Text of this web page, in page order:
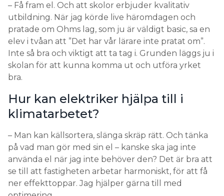
– Få fram el. Och att skolor erbjuder kvalitativ
utbildning. När jag körde live häromdagen och
pratade om Ohms lag, som ju är väldigt basic, sa en
elev i tvåan att ”Det har vår lärare inte pratat om”.
Inte så bra och viktigt att ta tag i. Grunden läggs ju i
skolan för att kunna komma ut och utföra yrket
bra.
Hur kan elektriker hjälpa till i
klimatarbetet?
– Man kan källsortera, slänga skräp rätt. Och tänka
på vad man gör med sin el – kanske ska jag inte
använda el när jag inte behöver den? Det är bra att
se till att fastigheten arbetar harmoniskt, för att få
ner effekttoppar. Jag hjälper gärna till med